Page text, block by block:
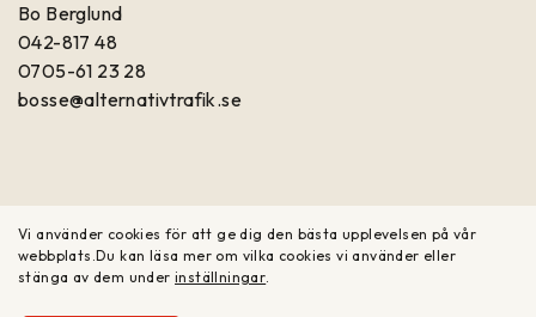
Bo Berglund
042-817 48
0705-61 23 28
bosse@alternativtrafik.se
Vi använder cookies för att ge dig den bästa upplevelsen på vår
webbplats.Du kan läsa mer om vilka cookies vi använder eller
stänga av dem underinställningar.